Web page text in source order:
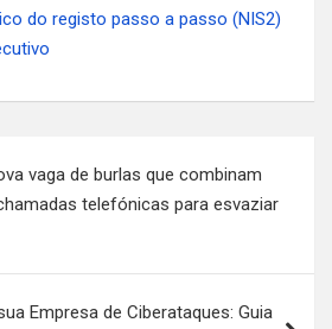
do registo passo a passo (NIS2)
vaga de burlas que combinam
telefónicas para esvaziar
Empresa de Ciberataques: Guia